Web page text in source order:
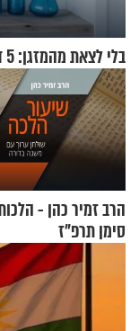
בלי לצאת מהמזגן: 5 דרכים להפוך את הבית לפינת נופש מעוצבת
הרב זמיר כהן -
סימן תרפ"ז